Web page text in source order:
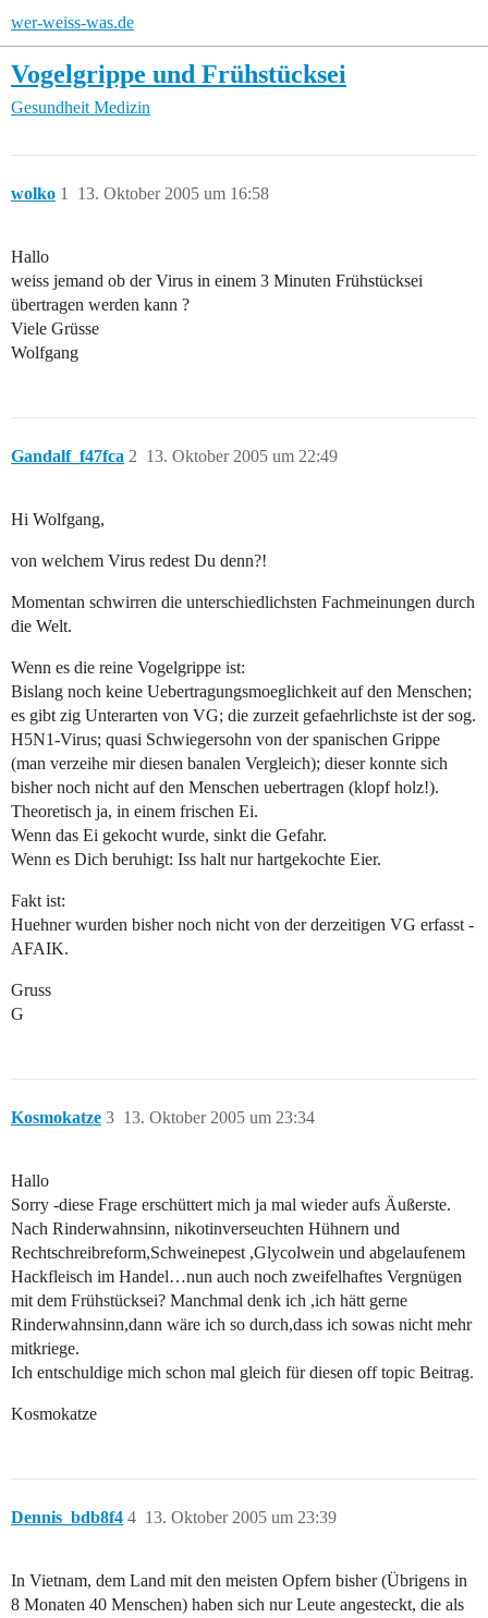
wer-weiss-was.de
Vogelgrippe und Frühstücksei
Gesundheit Medizin
wolko 13. Oktober 2005 um 16:58
1
Hallo
weiss jemand ob der Virus in einem 3 Minuten Frühstücksei
übertragen werden kann ?
Viele Grüsse
Wolfgang
Gandalf_f47fca 13. Oktober 2005 um 22:49
2
Hi Wolfgang,
von welchem Virus redest Du denn?!
Momentan schwirren die unterschiedlichsten Fachmeinungen durch
die Welt.
Wenn es die reine Vogelgrippe ist:
Bislang noch keine Uebertragungsmoeglichkeit auf den Menschen;
es gibt zig Unterarten von VG; die zurzeit gefaehrlichste ist der sog.
H5N1-Virus; quasi Schwiegersohn von der spanischen Grippe
(man verzeihe mir diesen banalen Vergleich); dieser konnte sich
bisher noch nicht auf den Menschen uebertragen (klopf holz!).
Theoretisch ja, in einem frischen Ei.
Wenn das Ei gekocht wurde, sinkt die Gefahr.
Wenn es Dich beruhigt: Iss halt nur hartgekochte Eier.
Fakt ist:
Huehner wurden bisher noch nicht von der derzeitigen VG erfasst -
AFAIK.
Gruss
G
Kosmokatze 13. Oktober 2005 um 23:34
3
Hallo
Sorry -diese Frage erschüttert mich ja mal wieder aufs Äußerste.
Nach Rinderwahnsinn, nikotinverseuchten Hühnern und
Rechtschreibreform,Schweinepest ,Glycolwein und abgelaufenem
Hackfleisch im Handel…nun auch noch zweifelhaftes Vergnügen
mit dem Frühstücksei? Manchmal denk ich ,ich hätt gerne
Rinderwahnsinn,dann wäre ich so durch,dass ich sowas nicht mehr
mitkriege.
Ich entschuldige mich schon mal gleich für diesen off topic Beitrag.
Kosmokatze
Dennis_bdb8f4 13. Oktober 2005 um 23:39
4
In Vietnam, dem Land mit den meisten Opfern bisher (Übrigens in
8 Monaten 40 Menschen) haben sich nur Leute angesteckt, die als